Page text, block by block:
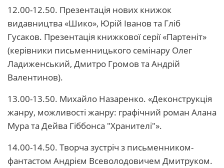
12.00-12.50. Презентація нових книжок
видавництва «Шико», Юрій Іванов та Гліб
Гусаков. Презентація книжкової серії «Партеніт»
(керівники письменницького семінару Олег
Ладиженський, Дмитро Громов та Андрій
Валентинов).
13.00-13.50. Михайло Назаренко. «Деконструкція
жанру, можливості жанру: графічний роман Алана
Мура та Дейва Гіббонса "Хранителі"».
14.00-14.50. Творча зустріч з письменником-
фантастом Андрієм Всеволодовичем Дмитруком.